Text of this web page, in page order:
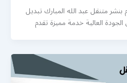
بنشر متنقل عبد الله المبارك تبديل
العالية خدمة مميزة تقدم